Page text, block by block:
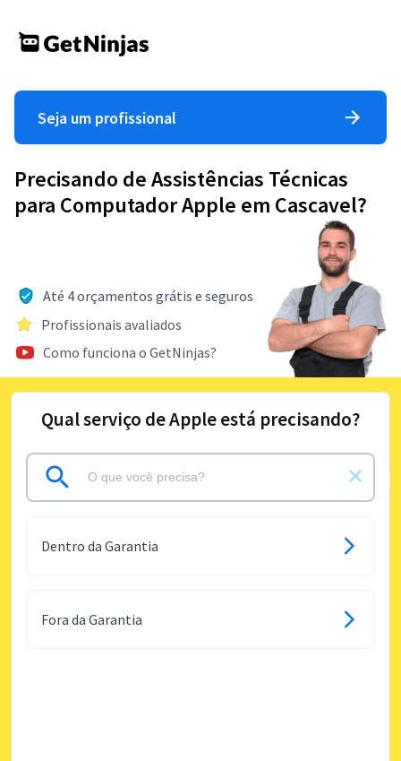
Seja um profissional
Precisando de Assistências Técnicas
para Computador Apple em Cascavel?
Até 4 orçamentos grátis e seguros
Profissionais avaliados
Como funciona o GetNinjas?
Qual serviço de Apple está precisando?
Dentro da Garantia
Fora da Garantia